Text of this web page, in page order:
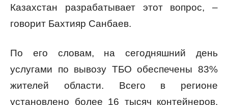
Казахстан разрабатывает этот вопрос, –
говорит Бахтияр Санбаев.
По его словам, на сегодняшний день
услугами по вывозу ТБО обеспечены 83%
жителей области. Всего в регионе
установлено более 16 тысяч контейнеров,